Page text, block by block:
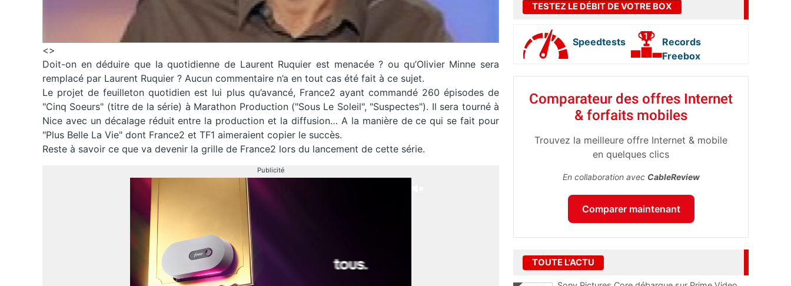
<>
Doit-on en déduire que la quotidienne de Laurent Ruquier est menacée ? ou qu’Olivier Minne sera
remplacé par Laurent Ruquier ? Aucun commentaire n’a en tout cas été fait à ce sujet.
Le projet de feuilleton quotidien est lui plus qu’avancé, France2 ayant commandé 260 épisodes de
"Cinq Soeurs" (titre de la série) à Marathon Production ("Sous Le Soleil", "Suspectes"). Il sera tourné à
Nice avec un décalage réduit entre la production et la diffusion… A la manière de ce qui se fait pour
"Plus Belle La Vie" dont France2 et TF1 aimeraient copier le succès.
Reste à savoir ce que va devenir la grille de France2 lors du lancement de cette série.
Publicité
TESTEZ LE DÉBIT DE VOTRE BOX
Speedtests
Records
Freebox
Comparateur des offres Internet
& forfaits mobiles
Trouvez la meilleure offre Internet & mobile
en quelques clics
En collaboration avec CableReview
Comparer maintenant
TOUTE L'ACTU